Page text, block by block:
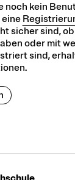
noch kein
eine
sicher sind,
oder mit
sind,